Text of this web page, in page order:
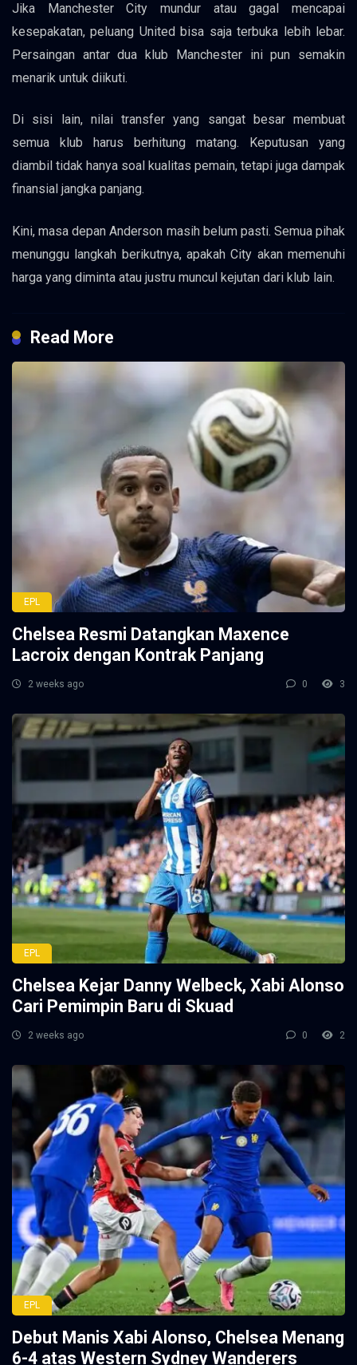
Jika Manchester City mundur atau gagal mencapai
kesepakatan, peluang United bisa saja terbuka lebih lebar.
Persaingan antar dua klub Manchester ini pun semakin
menarik untuk diikuti.
Di sisi lain, nilai transfer yang sangat besar membuat
semua klub harus berhitung matang. Keputusan yang
diambil tidak hanya soal kualitas pemain, tetapi juga dampak
finansial jangka panjang.
Kini, masa depan Anderson masih belum pasti. Semua pihak
menunggu langkah berikutnya, apakah City akan memenuhi
harga yang diminta atau justru muncul kejutan dari klub lain.
Read More
EPL
Chelsea Resmi Datangkan Maxence
Lacroix dengan Kontrak Panjang
2 weeks ago 0 3
EPL
Chelsea Kejar Danny Welbeck, Xabi Alonso
Cari Pemimpin Baru di Skuad
2 weeks ago 0 2
EPL
Debut Manis Xabi Alonso, Chelsea Menang
6-4 atas Western Sydney Wanderers